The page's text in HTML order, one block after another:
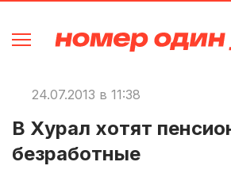
24.07.2013 в 11:38
В Хурал хотят
безработные